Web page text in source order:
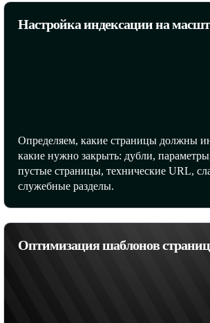
Настройка индексации на
Определяем, какие страницы должны
какие нужно закрыть: дубли,
пустые страницы, технические URL,
служебные разделы.
Оптимизация шаблонов страниц